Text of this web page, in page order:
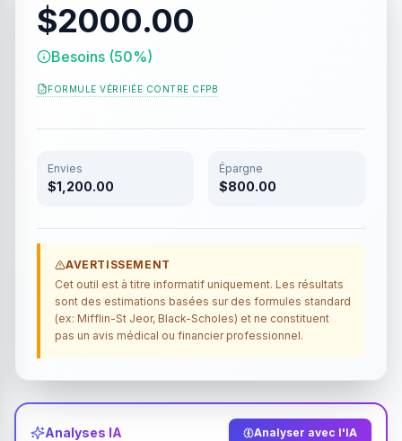
$2000.00
Besoins (50%)
FORMULE VÉRIFIÉE CONTRE CFPB
Envies
$1,200.00
Épargne
$800.00
AVERTISSEMENT
Cet outil est à titre informatif uniquement. Les résultats
sont des estimations basées sur des formules standard
(ex: Mifflin-St Jeor, Black-Scholes) et ne constituent
pas un avis médical ou financier professionnel.
Analyses IA Analyser avec l'IA